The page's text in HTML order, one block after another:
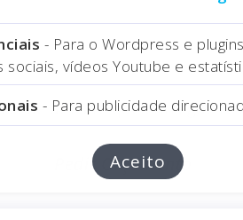
de um site que entregue
Pedir Orçamento
- Para o Wordpress e
sociais, vídeos Youtube e
- Para publicidade
Aceito